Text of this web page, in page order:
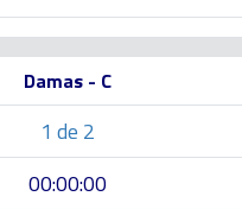
Damas - C
1 de 2
00:00:00